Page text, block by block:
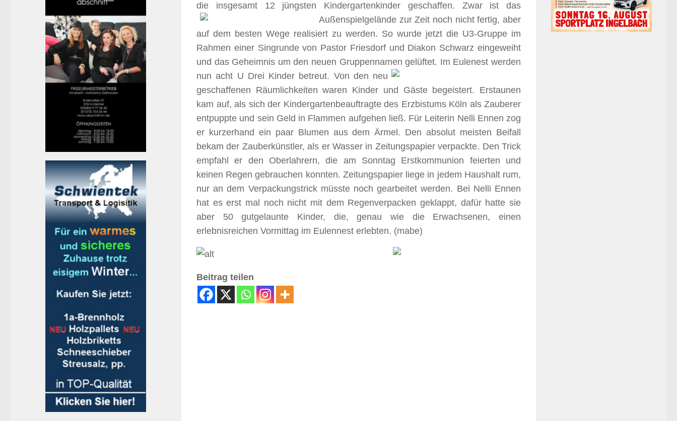
die insgesamt 12 jüngsten Kindergartenkinder geschaffen. Zwar ist das
Außenspielgelände zur Zeit noch nicht fertig, aber
auf dem besten Wege realisiert zu werden. So wurde jetzt die U3-Gruppe im
Rahmen einer Singrunde von Pastor Friesdorf und Diakon Schwarz eingeweiht
und das Geheimnis um den neuen Gruppennamen gelüftet. Im Eulenest werden
nun acht U Drei Kinder betreut. Von den neu
geschaffenen Räumlichkeiten waren Kinder und Gäste begeistert. Erstaunen
kam auf, als sich der Kindergartenbeauftragte des Erzbistums Köln als Zauberer
entpuppte und sein Geld in Flammen aufgehen ließ. Für Leiterin Nelli Ennen zog
er kurzerhand ein paar Blumen aus dem Ärmel. Den absolut meisten Beifall
bekam der Zauberkünstler, als er Wasser in Zeitungspapier verpackte. Den Trick
empfahl er den Oberlahrern, die am Sonntag Erstkommunion feierten und
keinen Regen gebrauchen konnten. Zeitungspapier liege in jedem Haushalt rum,
nur an dem Verpackungstrick müsste noch gearbeitet werden. Bei Nelli Ennen
hat es erst mal noch nicht mit dem Regenverpacken geklappt, dafür hatte sie
aber 50 gutgelaunte Kinder, die, genau wie die Erwachsenen, einen
erlebnisreichen Vormittag im Eulennest erlebten. (mabe)
Beitrag teilen